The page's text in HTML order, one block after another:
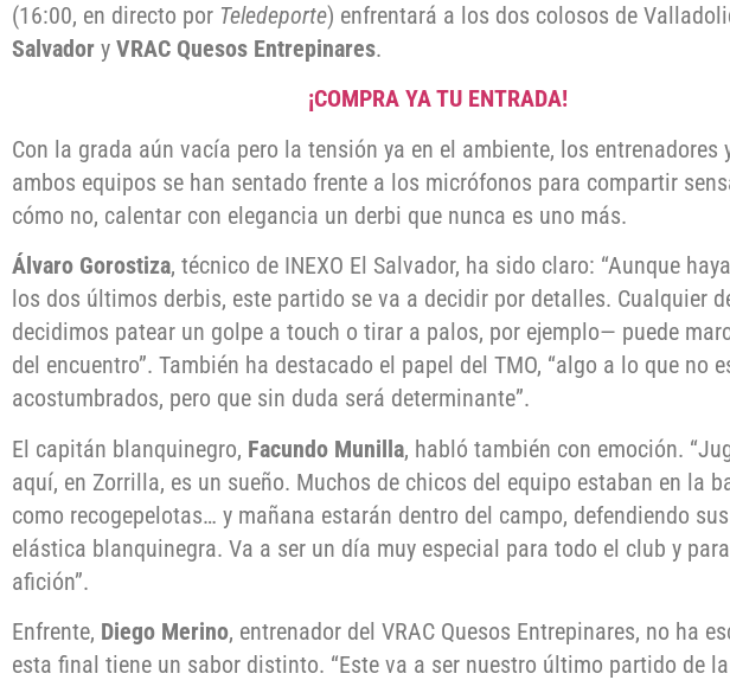
(16:00, en directo por Teledeporte) enfrentará a los dos colosos de
Salvador y VRAC Quesos Entrepinares.
¡COMPRA YA TU ENTRADA!
Con la grada aún vacía pero la tensión ya en el ambiente, los entrenadores
ambos equipos se han sentado frente a los micrófonos para compartir
cómo no, calentar con elegancia un derbi que nunca es uno más.
Álvaro Gorostiza, técnico de INEXO El Salvador, ha sido claro: “Aunque
los dos últimos derbis, este partido se va a decidir por detalles. Cualquier
decidimos patear un golpe a touch o tirar a palos, por ejemplo— puede
del encuentro”. También ha destacado el papel del TMO, “algo a lo que no
acostumbrados, pero que sin duda será determinante”.
El capitán blanquinegro, Facundo Munilla, habló también con emoción.
aquí, en Zorrilla, es un sueño. Muchos de chicos del equipo estaban en la
como recogepelotas… y mañana estarán dentro del campo, defendiendo
elástica blanquinegra. Va a ser un día muy especial para todo el club y
afición”.
Enfrente, Diego Merino, entrenador del VRAC Quesos Entrepinares, no ha
esta final tiene un sabor distinto. “Este va a ser nuestro último partido de